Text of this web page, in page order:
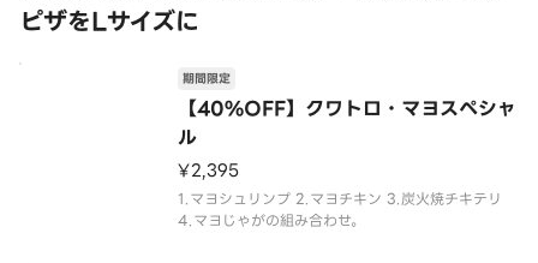
ピザをLサイズに
【40%OFF】クワトロ・マヨスペシャ
ル
期間限定
¥2,395
1.マヨシュリンプ 2.マヨチキン 3.炭火焼チキテリ
4.マヨじゃがの組み合わせ。